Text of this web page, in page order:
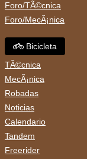
Foro/TÃ©cnica
Foro/MecÃ¡nica
Bicicleta
TÃ©cnica
MecÃ¡nica
Robadas
Noticias
Calendario
Tandem
Freerider